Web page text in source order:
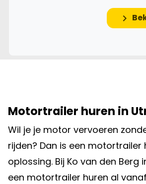
keyboard_arrow_right
Motortrailer huren in
Wil je je motor vervoeren
rijden? Dan is een motortrailer
oplossing. Bij Ko van den Berg
een motortrailer huren al